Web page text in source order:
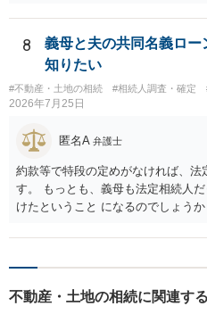
の権利も守られなければならない
者の権利が守られているかどうか
に、未成年者を今後養育するのは
相続分以上に多くの遺産を取得す
ません。
8
義母と夫の共同名義ロ
知りたい
#不動産・土地の相続 #相続人調査・確定
2026年7月25日
匿名A 弁護士
約款等で特段の定めがなければ、法
す。 もっとも、義母も法定相続人
けたということ になるのでしょう
不動産・土地の相続に関連す